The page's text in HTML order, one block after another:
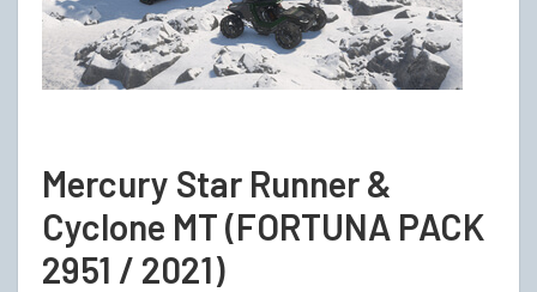
Mercury Star Runner &
Cyclone MT (FORTUNA PACK
2951 / 2021)